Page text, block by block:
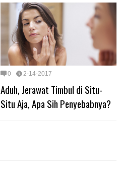
0 2-14-2017
Aduh, Jerawat Timbul di Situ-
Situ Aja, Apa Sih Penyebabnya?